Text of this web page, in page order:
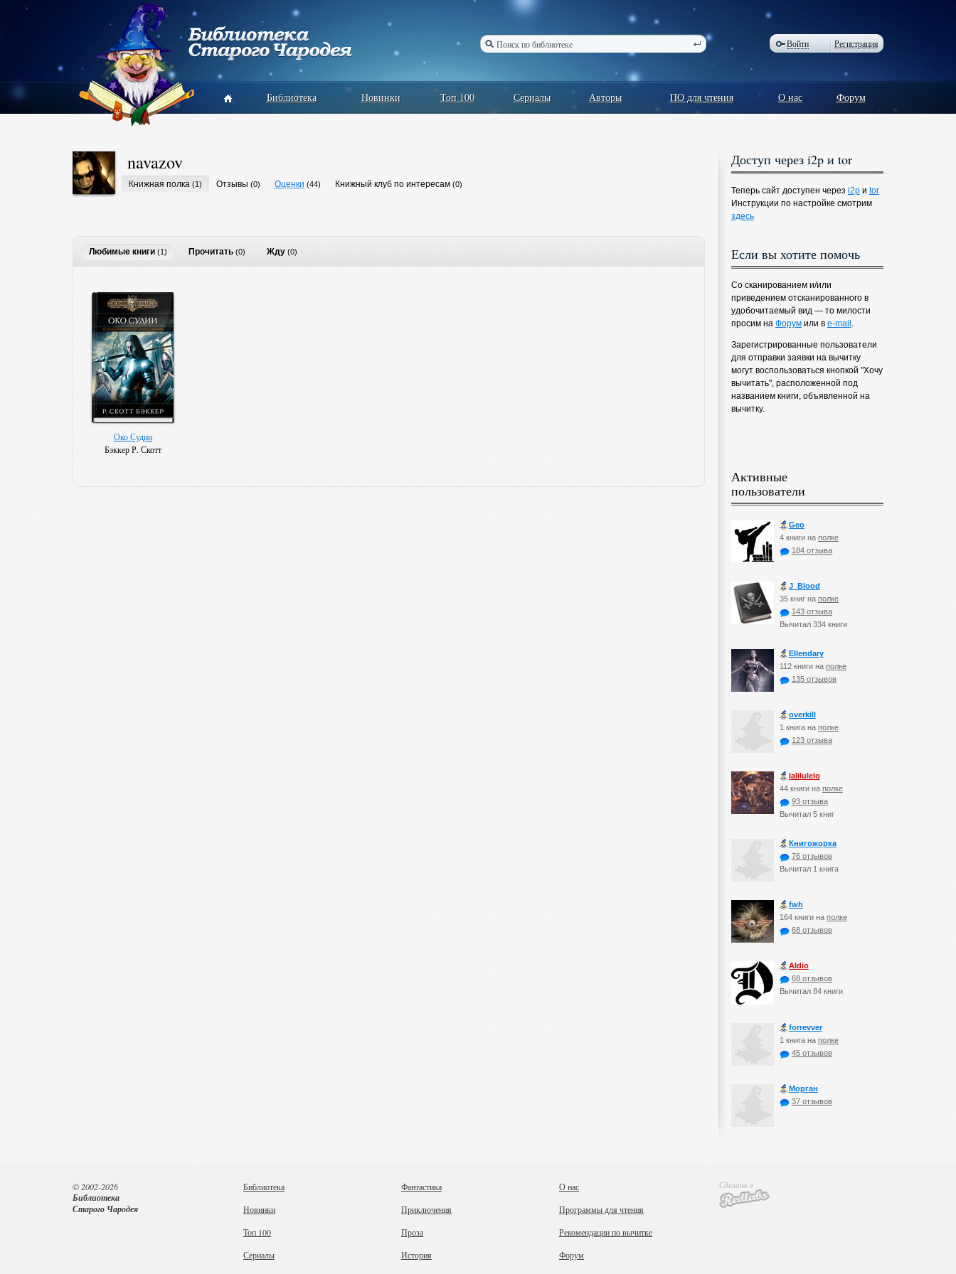
Библиотека Новинки Топ 100 Сериалы Авторы ПО для чтения О нас Форум
Войти Регистрация
navazov
Книжная полка (1) Отзывы (0) Оценки (44) Книжный клуб по интересам (0)
Любимые книги (1) Прочитать (0) Жду (0)
Око Судии
Бэккер Р. Скотт
Доступ через i2p и tor
Теперь сайт доступен через i2pи tor
Инструкции по настройке смотрим
здесь
Если вы хотите помочь
Со сканированием и/или
приведением отсканированного в
удобочитаемый вид — то милости
просим на Форумили в e-mail .
Зарегистрированные пользователи
для отправки заявки на вычитку
могут воспользоваться кнопкой "Хочу
вычитать", расположенной под
названием книги, объявленной на
вычитку.
Активные
пользователи
Geo
4 книги на полке
184 отзыва
J_Blood
35 книг на полке
143 отзыва
Вычитал 334 книги
Ellendary
112 книги на полке
135 отзывов
оverkill
1 книга на полке
123 отзыва
lalilulelo
44 книги на полке
93 отзыва
Вычитал 5 книг
Книгожорка
76 отзывов
Вычитал 1 книга
fwh
164 книги на полке
68 отзывов
Aldio
68 отзывов
Вычитал 84 книги
forrevver
1 книга на полке
45 отзывов
Морган
37 отзывов
Библиотека
Новинки
Топ 100
Сериалы
Фантастика
Приключения
Проза
История
О нас
Программы для чтения
Рекомендации по вычитке
Форум
© 2002-2026
Библиотека
Старого Чародея
Сделано в